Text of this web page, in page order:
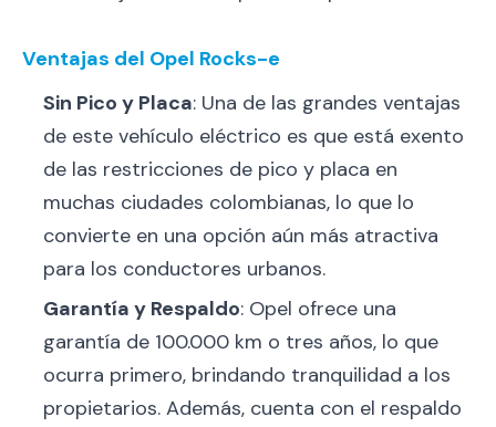
Ventajas del Opel Rocks-e
Sin Pico y Placa: Una de las grandes ventajas
de este vehículo eléctrico es que está exento
de las restricciones de pico y placa en
muchas ciudades colombianas, lo que lo
convierte en una opción aún más atractiva
para los conductores urbanos.
Garantía y Respaldo: Opel ofrece una
garantía de 100.000 km o tres años, lo que
ocurra primero, brindando tranquilidad a los
propietarios. Además, cuenta con el respaldo